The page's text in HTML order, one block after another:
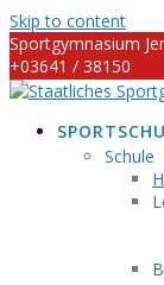
Skip to content
Sportgymnasium
+03641 / 38150
Schule